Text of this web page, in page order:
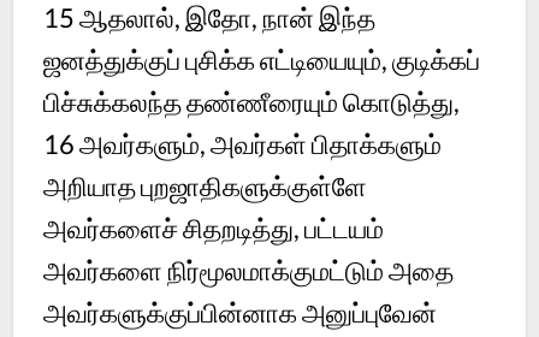
15 ஆதலால், இதோ, நான் இந்த
ஜனத்துக்குப் புசிக்க எட்டியையும், குடிக்கப்
பிச்சுக்கலந்த தண்ணீரையும் கொடுத்து,
16 அவர்களும், அவர்கள் பிதாக்களும்
அறியாத புறஜாதிகளுக்குள்ளே
அவர்களைச் சிதறடித்து, பட்டயம்
அவர்களை நிர்மூலமாக்குமட்டும் அதை
அவர்களுக்குப்பின்னாக அனுப்புவேன்